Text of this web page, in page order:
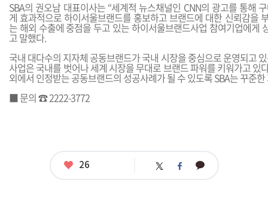
SBA의 권오남 대표이사는 “세계적 뉴스채널인 CNN의 광고를 통해
게 효과적으로 하이서울브랜드를 홍보하고 브랜드에 대한 신뢰감을
는 해외 수출에 중점을 두고 있는 하이서울브랜드사업 참여기업에게
고 말했다.
국내 대다수의 지자체 공동브랜드가 국내 시장을 중심으로 운영되고
사업은 국내를 벗어나 세계 시장을 무대로 브랜드 파워를 키워가고 있
외에서 인정받는 공동브랜드의 성공사례가 될 수 있도록 SBA는 꾸준
■ 문의 ☎ 2222-3772
좋
26 트 페 카